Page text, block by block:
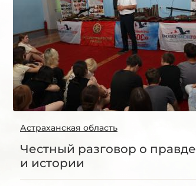
Астраханская область
Честный разговор о правде
и истории